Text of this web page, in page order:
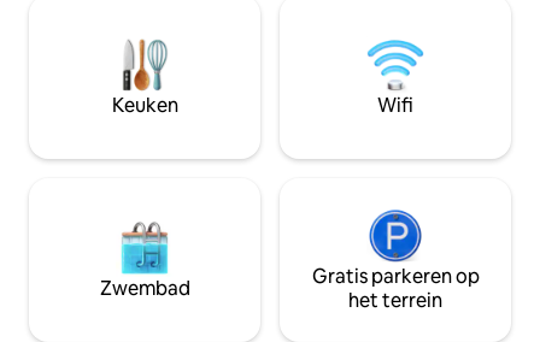
treinstation Serrières Denner-
supermarkt naast de deur.
Tweepersoonsbed (queensize) 180/200
bewakingscamera aanwezig op de
heeft 2
grote tuin. De nabijheid van Duitsland,
zoals het
verblijf compleet.
Keuken Wifi
Zwembad
Gratis parkeren op
het terrein